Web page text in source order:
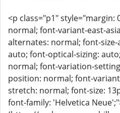
<p class="p1"
normal; font-variant-east-
alternates: normal; font-
auto; font-optical-sizing:
normal; font-variation-
position: normal; font-
stretch: normal; font-size:
font-family: 'Helvetica